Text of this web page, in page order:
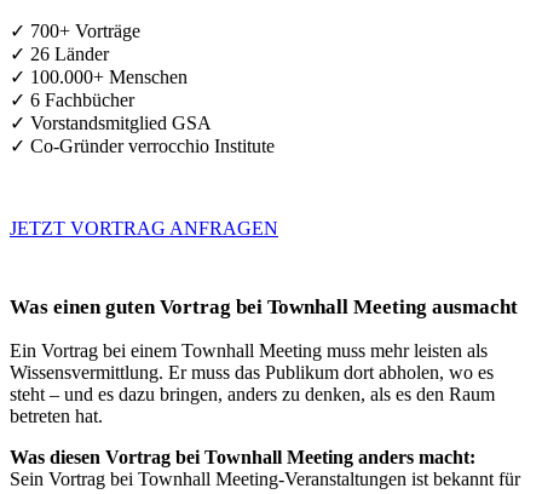
✓ 700+ Vorträge
✓ 26 Länder
✓ 100.000+ Menschen
✓ 6 Fachbücher
✓ Vorstandsmitglied GSA
✓ Co-Gründer verrocchio Institute
JETZT VORTRAG ANFRAGEN
Was einen guten Vortrag bei Townhall Meeting ausmacht
Ein Vortrag bei einem Townhall Meeting muss mehr leisten als
Wissensvermittlung. Er muss das Publikum dort abholen, wo es
steht – und es dazu bringen, anders zu denken, als es den Raum
betreten hat.
Was diesen Vortrag bei Townhall Meeting anders macht:
Sein Vortrag bei Townhall Meeting-Veranstaltungen ist bekannt für